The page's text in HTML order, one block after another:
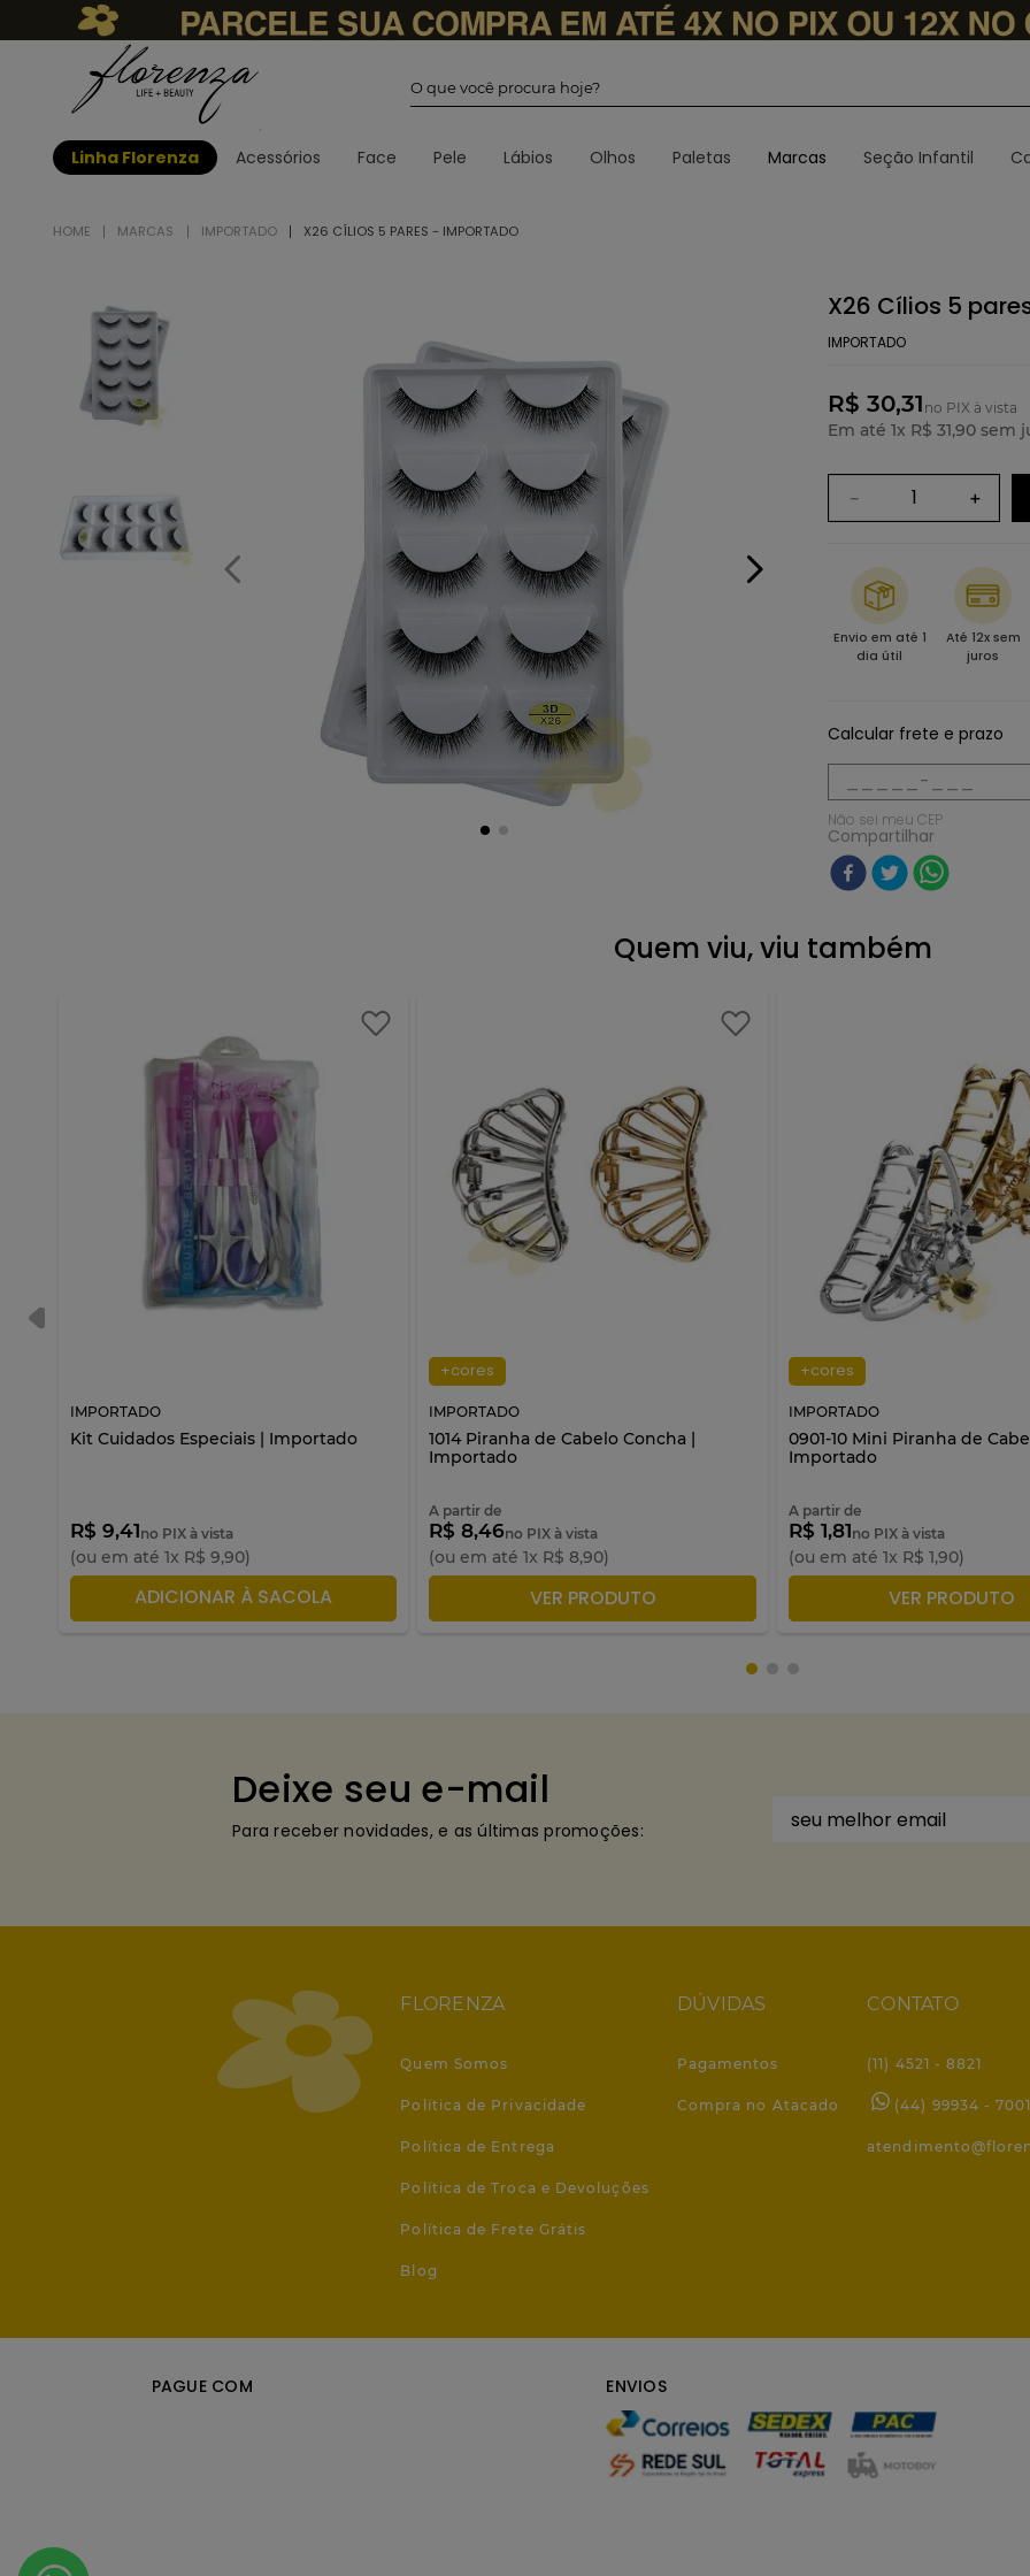
Linha Florenza Acessórios Face Pele Lábios Olhos Paletas Marcas Seção Infantil
MARCAS IMPORTADO X26 CÍLIOS 5 PARES - IMPORTADO
X26 Cílios 5
IMPORTADO
R$ 30,31 no PIX à vista
Em até 1x R$ 31,90 sem
＋
－
Envio em até 1
dia útil
Até 12x sem
juros
Calcular frete e prazo
Não sei meu CEP
Compartilhar
Quem viu, viu também
IMPORTADO
Kit Cuidados Especiais | Importado
R$ 9,41no PIX à vista
(ou em até 1x R$ 9,90)
ADICIONAR À SACOLA
+cores
IMPORTADO
1014 Piranha de Cabelo Concha |
Importado
A partir de
R$ 8,46no PIX à vista
(ou em até1x R$ 8,90)
ADICIONAR À SACOLA
VER PRODUTO
+cores
IMPORTADO
0901-10 Mini Piranha de
Importado
A partir de
R$ 1,81no PIX à vista
(ou em até 1x R$ 1,90)
ADICIONAR À
VER PRODUTO
Deixe seu e-mail
Para receber novidades, e as últimas promoções:
FLORENZA
Quem Somos
Política de Privacidade
Política de Entrega
Política de Troca e Devoluções
Política de Frete Grátis
Blog
DÚVIDAS
Pagamentos
Compra no Atacado
CONTATO
(11) 4521 - 8821
(44) 99934 - 7001
PAGUE COM ENVIOS